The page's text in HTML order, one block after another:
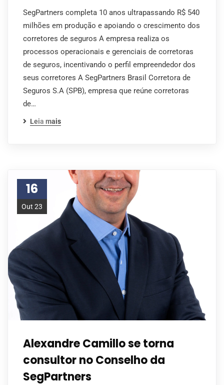
SegPartners completa 10 anos ultrapassando R$ 540
milhões em produção e apoiando o crescimento dos
corretores de seguros A empresa realiza os
processos operacionais e gerenciais de corretoras
de seguros, incentivando o perfil empreendedor dos
seus corretores A SegPartners Brasil Corretora de
Seguros S.A (SPB), empresa que reúne corretoras
de…
Leia mais
16
Out 23
Alexandre Camillo se torna
consultor no Conselho da
SegPartners